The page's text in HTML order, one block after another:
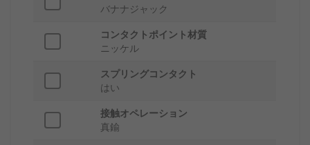
バナナジャック
コンタクトポイント材質
ニッケル
スプリングコンタクト
はい
接触オペレーション
真鍮